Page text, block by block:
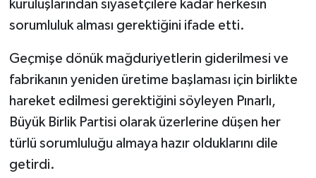
kuruluşlarından siyasetçilere kadar herkesin
sorumluluk alması gerektiğini ifade etti.
Geçmişe dönük mağduriyetlerin giderilmesi ve
fabrikanın yeniden üretime başlaması için birlikte
hareket edilmesi gerektiğini söyleyen Pınarlı,
Büyük Birlik Partisi olarak üzerlerine düşen her
türlü sorumluluğu almaya hazır olduklarını dile
getirdi.